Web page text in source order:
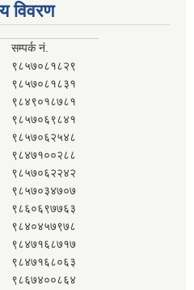
विवरण
सम्पर्क नं.
९८५७०८१८२९
९८५७०८१८३१
९८४९०१८७८१
९८५७०६९८४१
९८५७०६२५४८
९८४७१००२८८
९८५७०६२२४२
९८५७०३४७०७
९८६०६९७७६३
९८४०४५७९७८
९८४७१६८७१७
९८४७१६८०६३
९८६७४००८६४